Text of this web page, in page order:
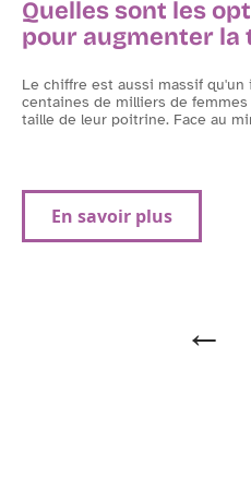
Quelles sont les
pour augmenter la
Le chiffre est aussi massif qu'un
centaines de milliers de
taille de leur poitrine. Face au
En savoir plus